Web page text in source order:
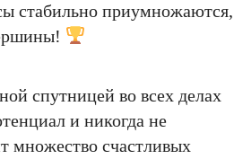
стабильно приумножаются,
спутницей во всех делах
и никогда не
множество счастливых